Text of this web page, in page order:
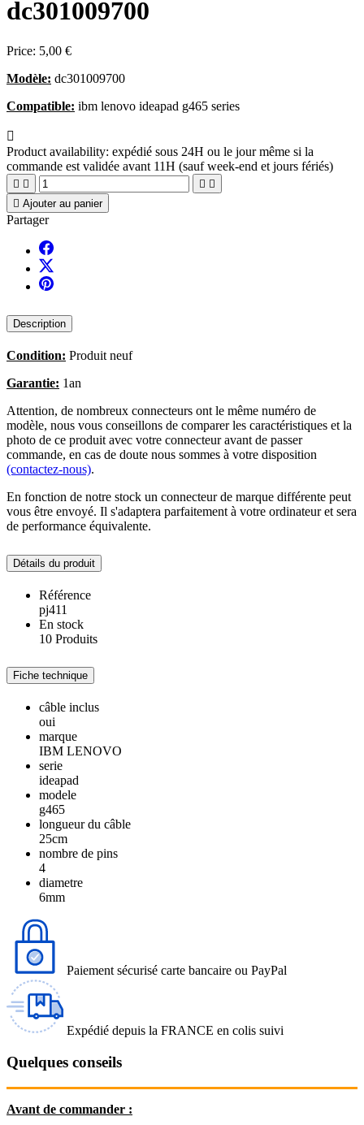
dc301009700
Price: 5,00 €
Modèle: dc301009700
Compatible: ibm lenovo ideapad g465 series

Product availability: expédié sous 24H ou le jour même si la
commande est validée avant 11H (sauf week-end et jours fériés)
   
 Ajouter au panier
Partager
Description
Condition: Produit neuf
Garantie: 1an
Attention, de nombreux connecteurs ont le même numéro de
modèle, nous vous conseillons de comparer les caractéristiques et la
photo de ce produit avec votre connecteur avant de passer
commande, en cas de doute nous sommes à votre disposition
(contactez-nous).
En fonction de notre stock un connecteur de marque différente peut
vous être envoyé. Il s'adaptera parfaitement à votre ordinateur et sera
de performance équivalente.
Détails du produit
Référence
pj411
En stock
10 Produits
Fiche technique
câble inclus
oui
marque
IBM LENOVO
serie
ideapad
modele
g465
longueur du câble
25cm
nombre de pins
4
diametre
6mm
Paiement sécurisé carte bancaire ou PayPal
Expédié depuis la FRANCE en colis suivi
Quelques conseils
Avant de commander :